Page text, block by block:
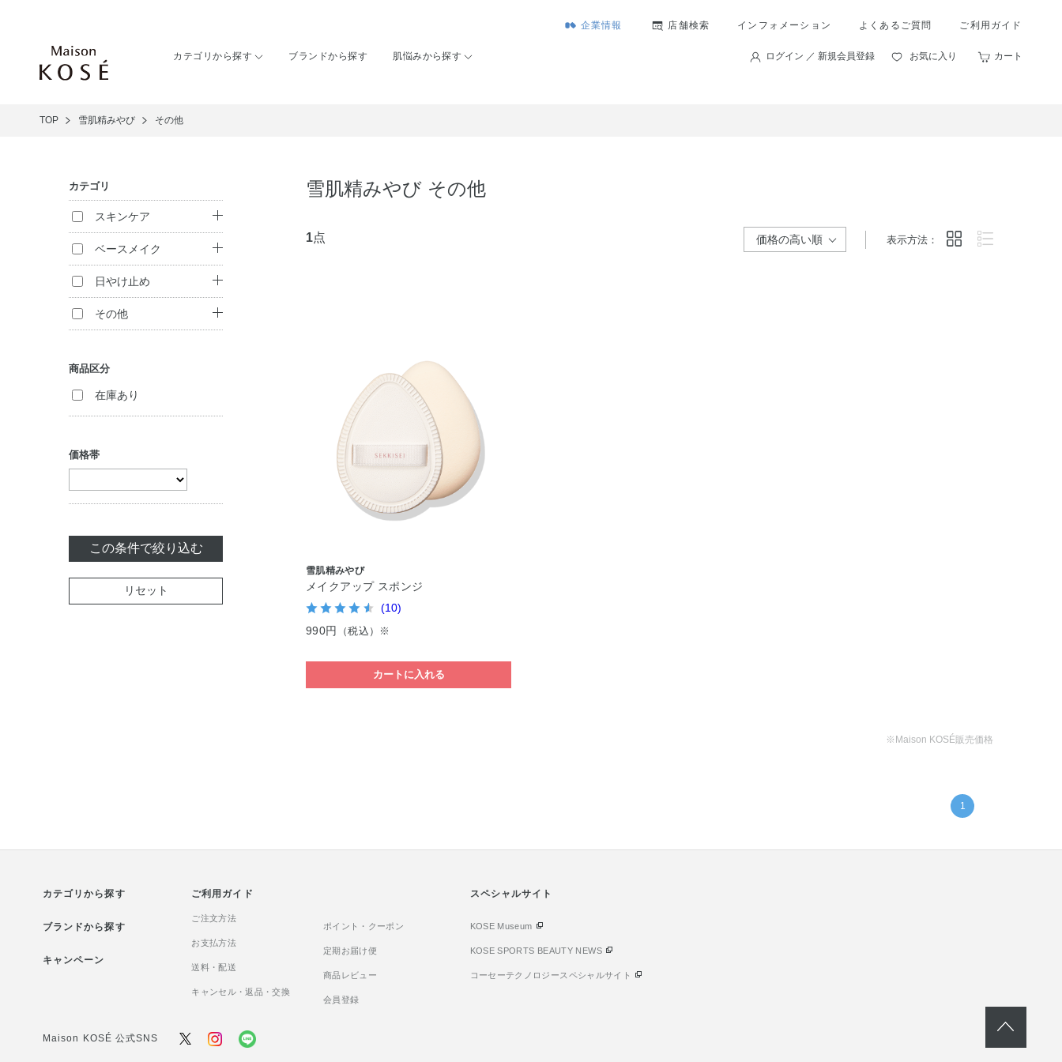
企業情報 店舗検索 インフォメーション よくあるご質問 ご利用ガイド
カテゴリから探す ブランドから探す 肌悩みから探す ログイン ／ 新規会員登録 お気に入り カート
TOP 雪肌精みやび その他
雪肌精みやび その他
カテゴリ
スキンケア
クレンジング
洗顔料
化粧水
セット商品
ベースメイク
ファンデーション
化粧下地
日やけ止め
日やけ止め
その他
商品区分
在庫あり
価格帯
この条件で絞り込む
リセット
1点 表示方法：
雪肌精みやび
メイクアップ スポンジ
(10)
990円
（税込）※
カートに入れる
※Maison KOSÉ販売価格
1
カテゴリから探す
ブランドから探す
キャンペーン
ご利用ガイド
ご注文方法
お支払方法
送料・配送
キャンセル・返品・交換
ポイント・クーポン
定期お届け便
商品レビュー
会員登録
スペシャルサイト
KOSE Museum
KOSE SPORTS BEAUTY NEWS
コーセーテクノロジースペシャルサイト
Maison KOSÉ 公式SNS